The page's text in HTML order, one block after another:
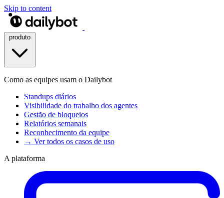
Skip to content
Como as equipes usam o Dailybot
Standups diários
Visibilidade do trabalho dos agentes
Gestão de bloqueios
Relatórios semanais
Reconhecimento da equipe
→ Ver todos os casos de uso
A plataforma